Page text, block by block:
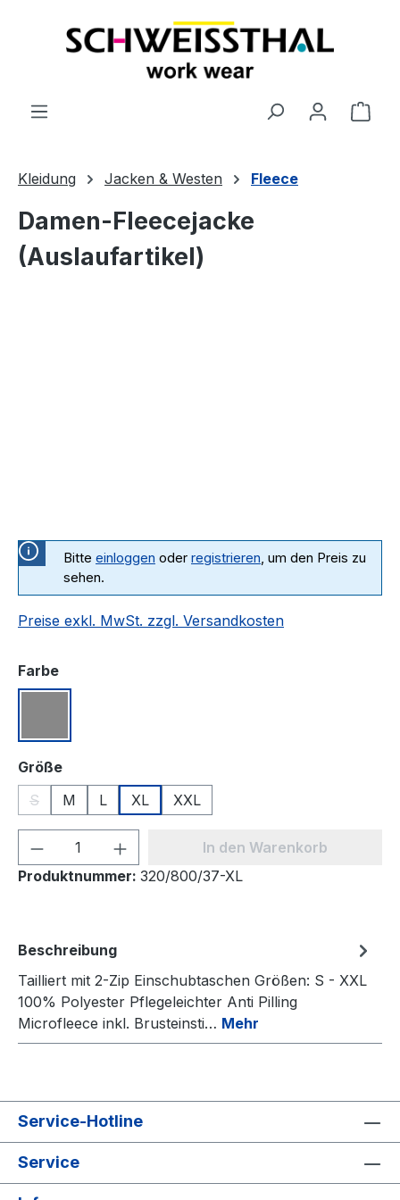
Kleidung Jacken & Westen Fleece
Damen-Fleecejacke
(Auslaufartikel)
Bitte einloggen oder registrieren, um den Preis zu
sehen.
Preise exkl. MwSt. zzgl. Versandkosten
Farbeauswählen
Größeauswählen
S
(Diese Option ist zurzeit nicht verfügbar.)
M L XL XXL
Produkt Anzahl: Gib denIn den Warenkorb
Produktnummer: 320/800/37-XL
Beschreibung
Tailliert mit 2-Zip Einschubtaschen Größen: S - XXL
100% Polyester Pflegeleichter Anti Pilling
Microfleece inkl. Brusteinsti… Mehr
Service-Hotline
Service